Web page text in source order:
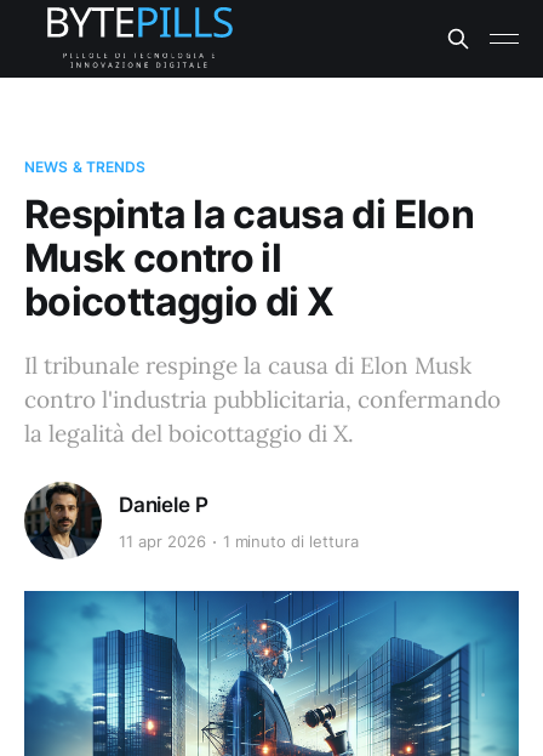
NEWS & TRENDS
Respinta la causa di Elon
Musk contro il
boicottaggio di X
Il tribunale respinge la causa di Elon Musk
contro l'industria pubblicitaria, confermando
la legalità del boicottaggio di X.
Daniele P
11 apr 2026 1 minuto di lettura